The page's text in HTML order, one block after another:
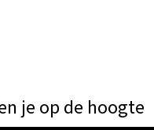
je op de hoogte